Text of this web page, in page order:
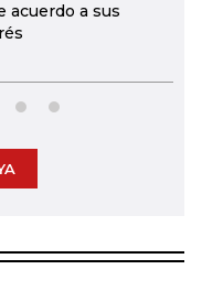
acuerdo a sus